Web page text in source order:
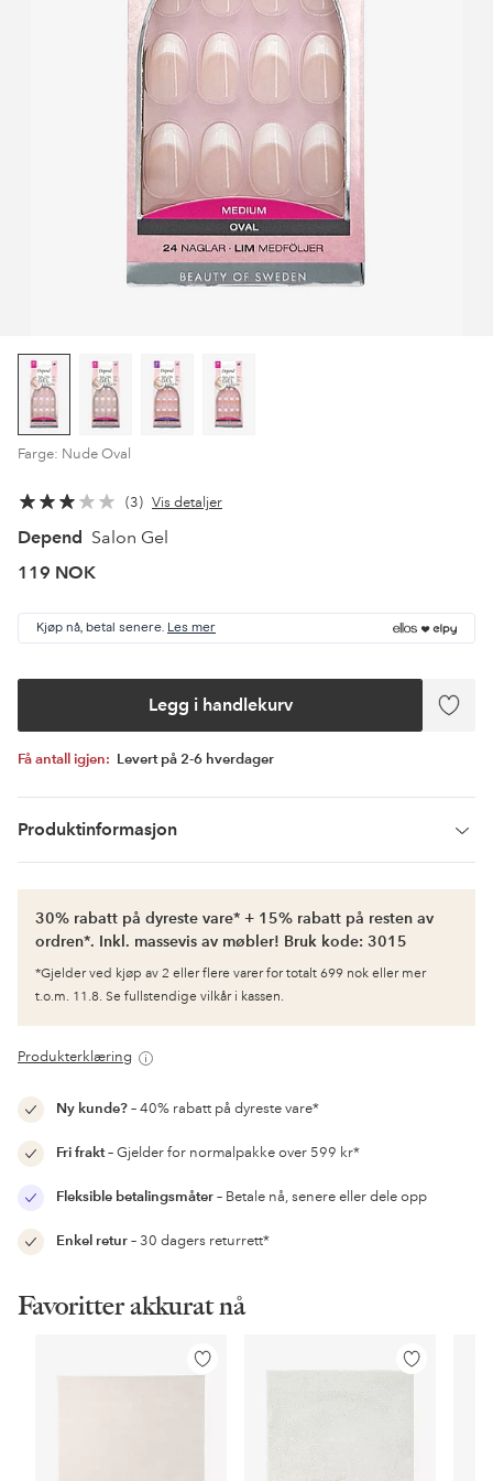
Farge: Nude Oval
3 Vis detaljer
Depend Salon Gel
119 NOK
Kjøp nå, betal senere. Les mer
Legg i handlekurv
Legg
Få antall igjen: Levert på 2-6 hverdager
Produktinformasjon
30% rabatt på dyreste vare* + 15% rabatt på resten av
ordren*. Inkl. massevis av møbler! Bruk kode: 3015
*Gjelder ved kjøp av 2 eller flere varer for totalt 699 nok eller mer
t.o.m. 11.8. Se fullstendige vilkår i kassen.
Produkterklæring
Ny kunde?– 40% rabatt på dyreste vare*
Fri frakt– Gjelder for normalpakke over 599 kr*
Fleksible betalingsmåter– Betale nå, senere eller dele opp
Enkel retur– 30 dagers returrett*
Favoritter akkurat nå
Legg
til
Legg